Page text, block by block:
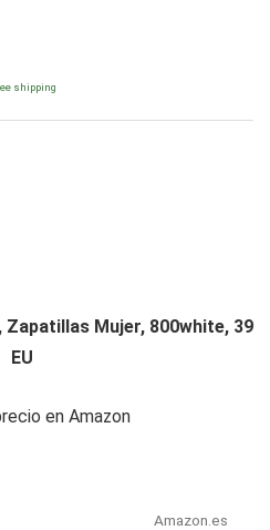
shipping
Zapatillas Mujer, 800white, 39
EU
en Amazon
Amazon.es